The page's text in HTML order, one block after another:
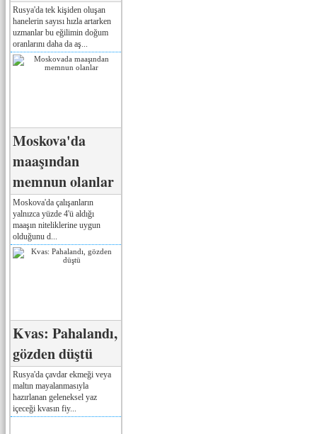
Rusya'da tek kişiden oluşan
hanelerin sayısı hızla artarken
uzmanlar bu eğilimin doğum
oranlarını daha da aş...
Moskova'da
maaşından
memnun olanlar
Moskova'da çalışanların
yalnızca yüzde 4'ü aldığı
maaşın niteliklerine uygun
olduğunu d...
Kvas: Pahalandı,
gözden düştü
Rusya'da çavdar ekmeği veya
maltın mayalanmasıyla
hazırlanan geleneksel yaz
içeceği kvasın fiy...